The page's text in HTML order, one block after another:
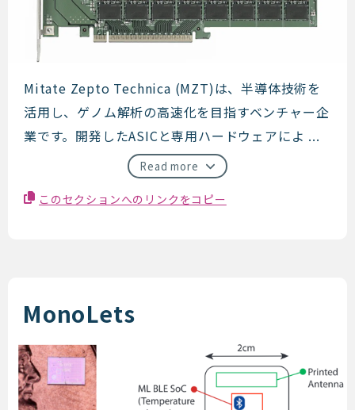
Mitate Zepto Technica
Mitate Zepto Technica (MZT)は、半導体技術を
活用し、ゲノム解析の高速化を目指すベンチャー企
業です。開発したASICと専用ハードウェアによ ...
Read more
このセクションへのリンクをコピー
MonoLets